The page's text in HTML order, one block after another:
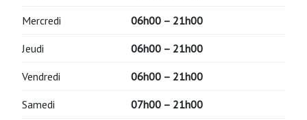
Mercredi 06h00 – 21h00
Jeudi 06h00 – 21h00
Vendredi 06h00 – 21h00
Samedi 07h00 – 21h00